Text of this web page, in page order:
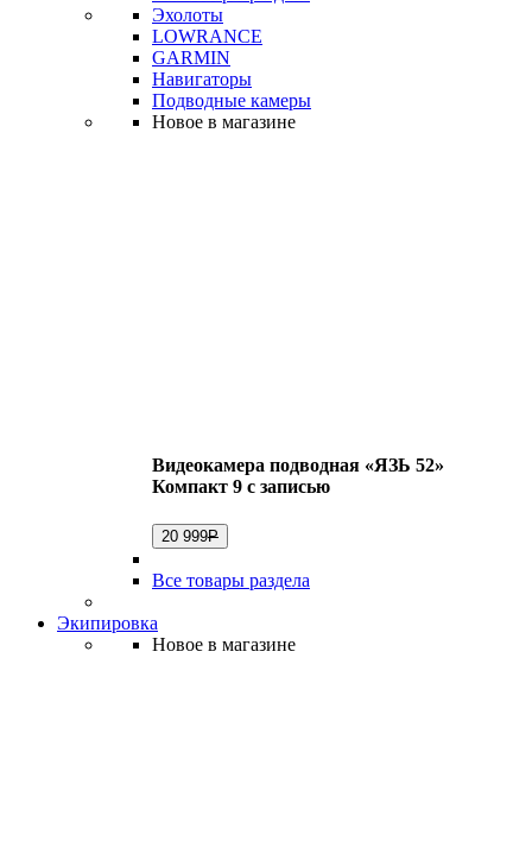
Эхолоты
LOWRANCE
GARMIN
Навигаторы
Подводные камеры
Новое в магазине
Видеокамера подводная «ЯЗЬ 52»
Компакт 9 с записью
20 999Р
Все товары раздела
Экипировка
Новое в магазине